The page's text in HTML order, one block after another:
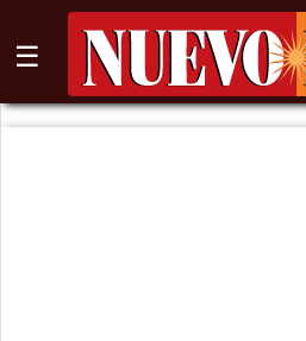
☰
⌕